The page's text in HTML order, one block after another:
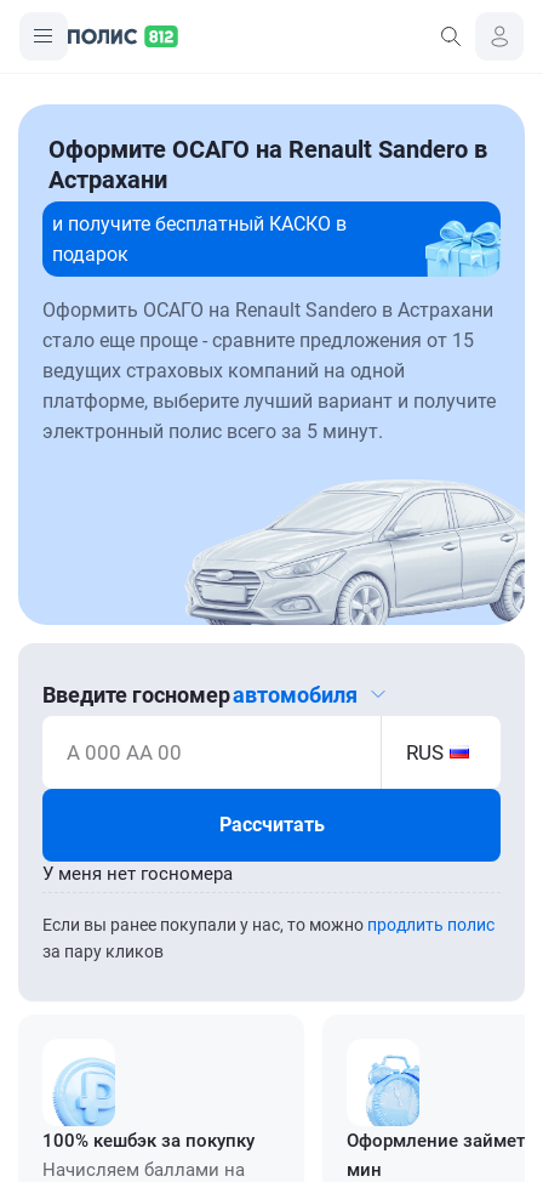
Оформите ОСАГО на Renault Sandero в
Астрахани
и получите бесплатный КАСКО в
подарок
Оформить ОСАГО на Renault Sandero в Астрахани
стало еще проще - сравните предложения от 15
ведущих страховых компаний на одной
платформе, выберите лучший вариант и получите
электронный полис всего за 5 минут.
Введите госномеравтомобиля
А 000 АА 00 RUS
Рассчитать
Если вы ранее покупали у нас, то можно продлить полис
за пару кликов
У меня нет госномера
100% кешбэк за покупку
Начисляем баллами на
Оформление займет
мин